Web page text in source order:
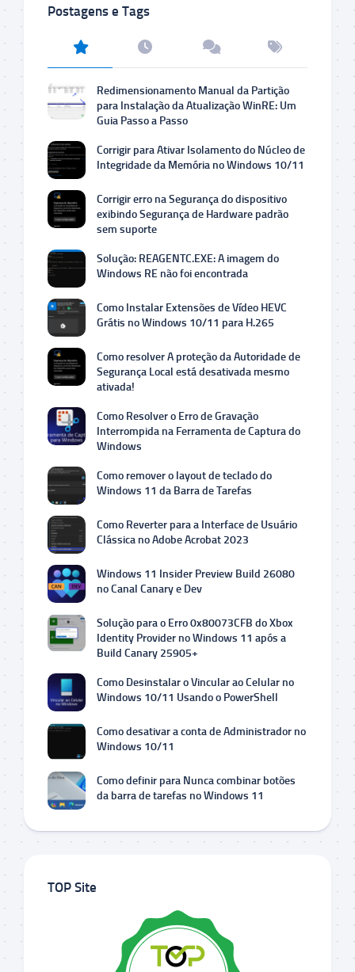
Postagens e Tags
Redimensionamento Manual da Partição
para Instalação da Atualização WinRE: Um
Guia Passo a Passo
Corrigir para Ativar Isolamento do Núcleo de
Integridade da Memória no Windows 10/11
Corrigir erro na Segurança do dispositivo
exibindo Segurança de Hardware padrão
sem suporte
Solução: REAGENTC.EXE: A imagem do
Windows RE não foi encontrada
Como Instalar Extensões de Vídeo HEVC
Grátis no Windows 10/11 para H.265
Como resolver A proteção da Autoridade de
Segurança Local está desativada mesmo
ativada!
Como Resolver o Erro de Gravação
Interrompida na Ferramenta de Captura do
Windows
Como remover o layout de teclado do
Windows 11 da Barra de Tarefas
Como Reverter para a Interface de Usuário
Clássica no Adobe Acrobat 2023
Windows 11 Insider Preview Build 26080
no Canal Canary e Dev
Solução para o Erro 0x80073CFB do Xbox
Identity Provider no Windows 11 após a
Build Canary 25905+
Como Desinstalar o Vincular ao Celular no
Windows 10/11 Usando o PowerShell
Como desativar a conta de Administrador no
Windows 10/11
Como definir para Nunca combinar botões
da barra de tarefas no Windows 11
TOP Site